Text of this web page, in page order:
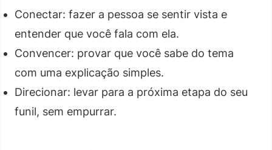
Conectar: fazer a pessoa se sentir vista e
entender que você fala com ela.
Convencer: provar que você sabe do tema
com uma explicação simples.
Direcionar: levar para a próxima etapa do seu
funil, sem empurrar.